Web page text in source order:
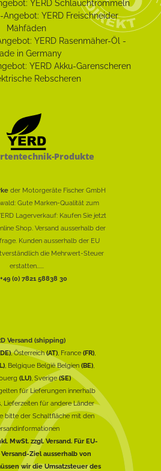
Produkte
der Motorgeräte Fischer GmbH
Gute Marken-Qualität zum
Lagerverkauf: Kaufen Sie jetzt
Shop. Versand ausserhalb der
Kunden ausserhalb der EU
die Mehrwert-Steuer
erstatten......
(0) 7821 58838 30
Versand (shipping)
, Österreich(AT), France (FR),
, Belgique België Belgien (BE),
(LU), Sverige(SE)
für Lieferungen innerhalb
Lieferzeiten für andere Länder
bitte der Schaltfläche mit den
MwSt. zzgl. Versand. Für EU-
Ziel ausserhalb von
wir die Umsatzsteuer des